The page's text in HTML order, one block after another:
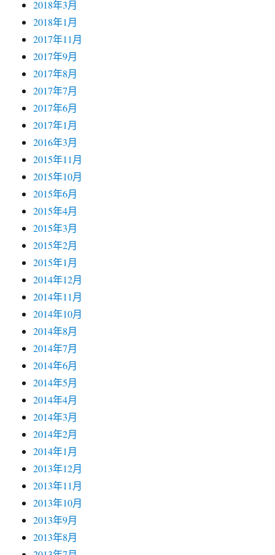
2017年7月
2017年6月
2017年1月
2016年3月
2015年11月
2015年10月
2015年6月
2015年4月
2015年3月
2015年2月
2015年1月
2014年12月
2014年11月
2014年10月
2014年8月
2014年7月
2014年6月
2014年5月
2014年4月
2014年3月
2014年2月
2014年1月
2013年12月
2013年11月
2013年10月
2013年9月
2013年8月
2013年7月
2013年6月
2013年5月
2013年4月
2013年3月